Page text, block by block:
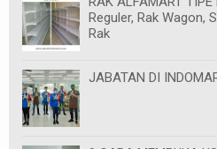
Reguler, Rak Wagon,
Rak
JABATAN DI